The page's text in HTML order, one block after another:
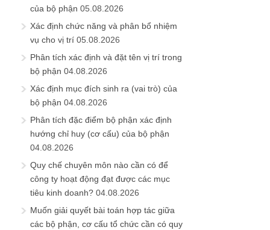
của bộ phận 05.08.2026
Xác định chức năng và phân bổ nhiệm
vụ cho vị trí 05.08.2026
Phân tích xác định và đặt tên vị trí trong
bộ phận 04.08.2026
Xác định mục đích sinh ra (vai trò) của
bộ phận 04.08.2026
Phân tích đặc điểm bộ phận xác định
hướng chỉ huy (cơ cấu) của bộ phận
04.08.2026
Quy chế chuyên môn nào cần có để
công ty hoạt động đạt được các mục
tiêu kinh doanh? 04.08.2026
Muốn giải quyết bài toán hợp tác giữa
các bộ phận, cơ cấu tổ chức cần có quy